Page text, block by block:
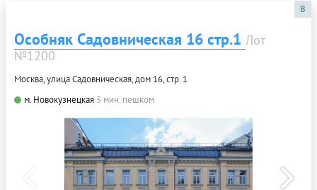
B
Особняк Садовническая 16 стр.1 Лот
№1200
Москва, улица Садовническая, дом 16, стр. 1
м. Новокузнецкая 5 мин. пешком